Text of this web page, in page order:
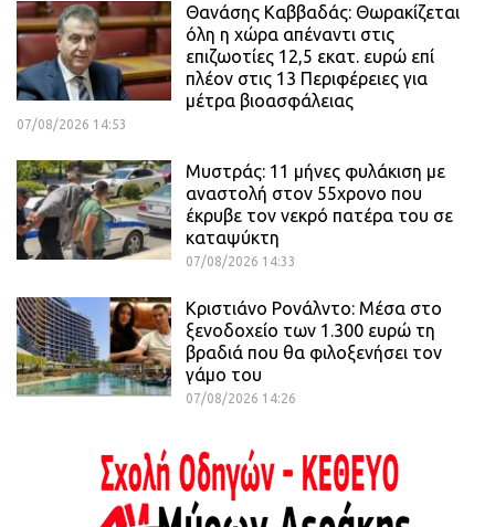
Θανάσης Καββαδάς: Θωρακίζεται
όλη η χώρα απέναντι στις
επιζωοτίες 12,5 εκατ. ευρώ επί
πλέον στις 13 Περιφέρειες για
μέτρα βιοασφάλειας
07/08/2026 14:53
Μυστράς: 11 μήνες φυλάκιση με
αναστολή στον 55χρονο που
έκρυβε τον νεκρό πατέρα του σε
καταψύκτη
07/08/2026 14:33
Κριστιάνο Ρονάλντο: Μέσα στο
ξενοδοχείο των 1.300 ευρώ τη
βραδιά που θα φιλοξενήσει τον
γάμο του
07/08/2026 14:26